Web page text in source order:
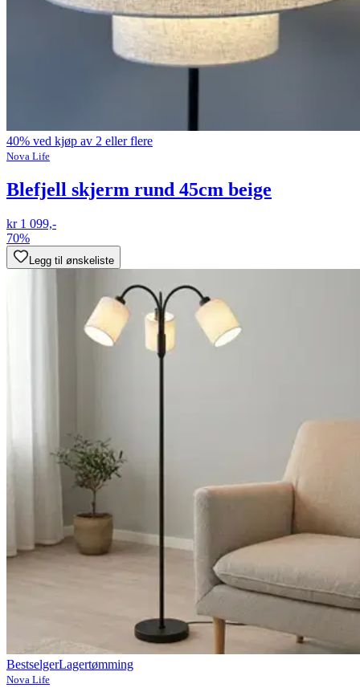
40% ved kjøp av 2 eller flere
Nova Life
Blefjell skjerm rund 45cm beige
kr 1 099,-
70%
Legg til ønskeliste
BestselgerLagertømming
Nova Life